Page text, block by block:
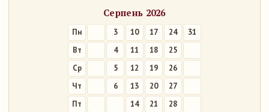
Серпень 2026
Пн 3 10 17 24
31
Вт
4 11 18
25
Ср
5 12 19
26
Чт
6 13 20
27
Пт
14 21
28